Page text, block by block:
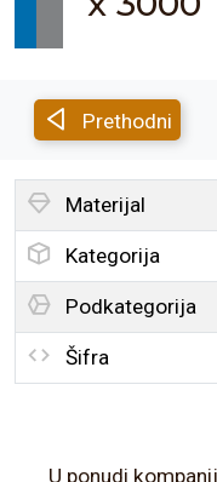
Prethodni
Materijal
Kategorija
Podkategorija
Šifra
U ponudi